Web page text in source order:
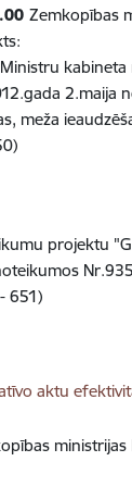
Zemkopības
2.maija
meža
projektu
651)
aktu
ministrijas